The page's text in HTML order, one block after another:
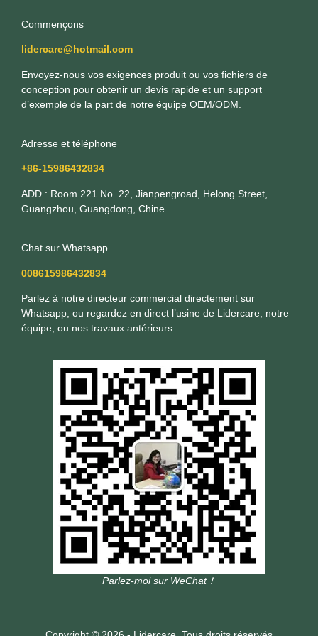
Commençons
lidercare@hotmail.com
Envoyez-nous vos exigences produit ou vos fichiers de
conception pour obtenir un devis rapide et un support
d’exemple de la part de notre équipe OEM/ODM.
Adresse et téléphone
+86-15986432834
ADD : Room 221 No. 22, Jianpengroad, Helong Street,
Guangzhou, Guangdong, Chine
Chat sur Whatsapp
008615986432834
Parlez à notre directeur commercial directement sur
Whatsapp, ou regardez en direct l’usine de Lidercare, notre
équipe, ou nos travaux antérieurs.
Parlez-moi sur WeChat！